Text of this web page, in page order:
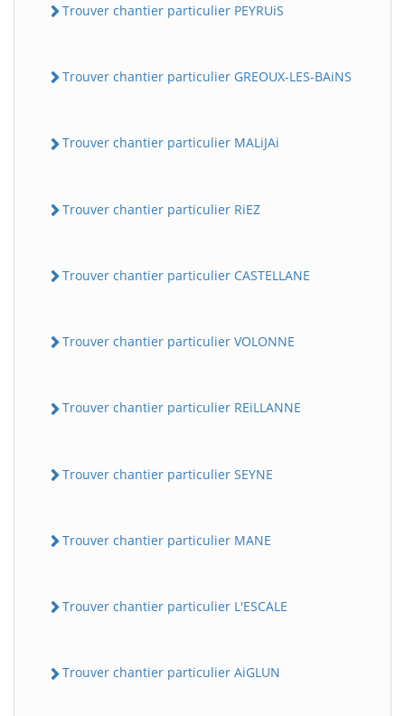
Trouver chantier particulier PEYRUiS
Trouver chantier particulier GREOUX-LES-BAiNS
Trouver chantier particulier MALiJAi
Trouver chantier particulier RiEZ
Trouver chantier particulier CASTELLANE
Trouver chantier particulier VOLONNE
Trouver chantier particulier REiLLANNE
Trouver chantier particulier SEYNE
Trouver chantier particulier MANE
Trouver chantier particulier L'ESCALE
Trouver chantier particulier AiGLUN